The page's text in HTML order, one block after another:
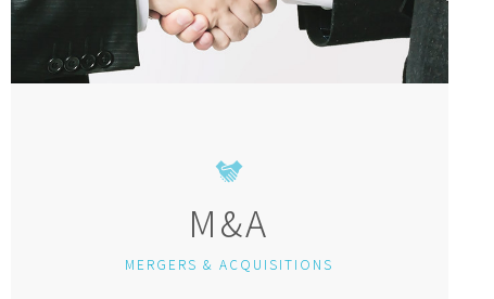
M&A
MERGERS & ACQUISITIONS